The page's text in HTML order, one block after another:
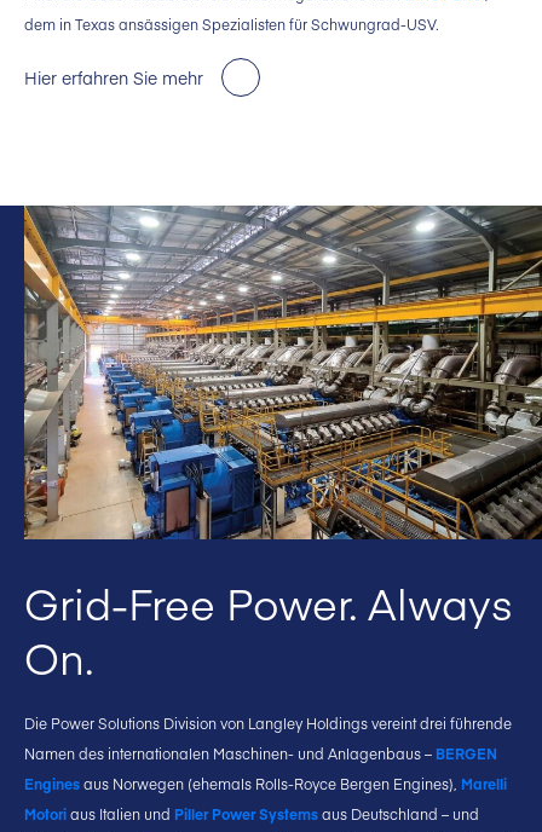
dem in Texas ansässigen Spezialisten für Schwungrad-USV.
Hier erfahren Sie mehr
Grid-Free Power. Always
On.
Die Power Solutions Division von Langley Holdings vereint drei führende
Namen des internationalen Maschinen- und Anlagenbaus – BERGEN
Enginesaus Norwegen (ehemals Rolls-Royce Bergen Engines), Marelli
Motoriaus Italien und Piller Power Systemsaus Deutschland – und